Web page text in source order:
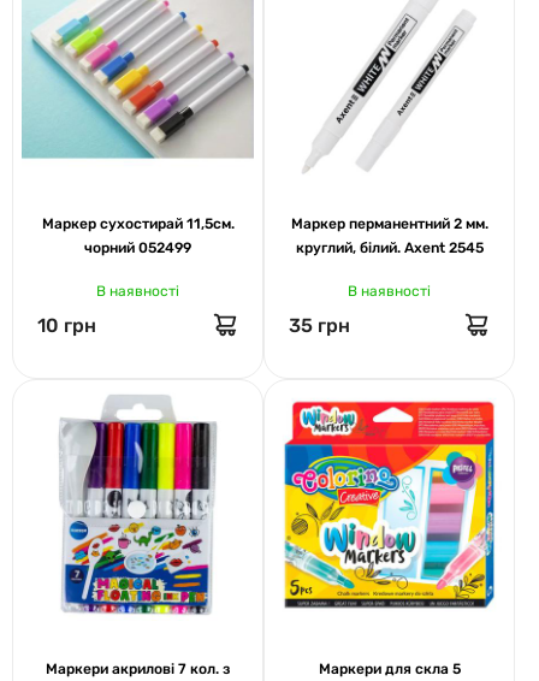
Маркер сухостирай 11,5см.
чорний 052499
В наявності
10 грн
Маркер перманентний 2 мм.
круглий, білий. Axent 2545
В наявності
35 грн
Маркери акрилові 7 кол. з
Маркери для скла 5